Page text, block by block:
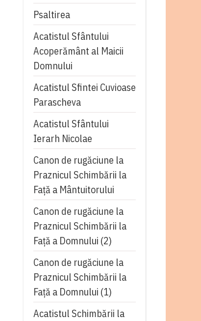
Psaltirea
Acatistul Sfântului
Acoperământ al Maicii
Domnului
Acatistul Sfintei Cuvioase
Parascheva
Acatistul Sfântului
Ierarh Nicolae
Canon de rugăciune la
Praznicul Schimbării la
Față a Mântuitorului
Canon de rugăciune la
Praznicul Schimbării la
Faţă a Domnului (2)
Canon de rugăciune la
Praznicul Schimbării la
Faţă a Domnului (1)
Acatistul Schimbării la